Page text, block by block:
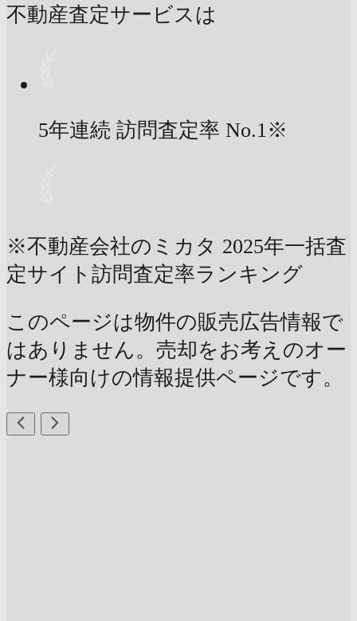
不動産査定サービスは
5年連続 訪問査定率 No.1※
※不動産会社のミカタ 2025年一括査
定サイト訪問査定率ランキング
このページは物件の販売広告情報で
はありません。売却をお考えのオー
ナー様向けの情報提供ページです。